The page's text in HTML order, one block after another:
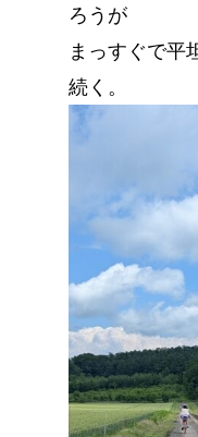
ろうが
まっすぐで平
続く。